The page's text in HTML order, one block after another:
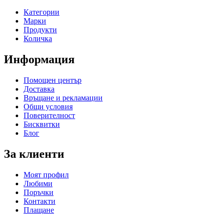
Категории
Марки
Продукти
Количка
Информация
Помощен център
Доставка
Връщане и рекламации
Общи условия
Поверителност
Бисквитки
Блог
За клиенти
Моят профил
Любими
Поръчки
Контакти
Плащане